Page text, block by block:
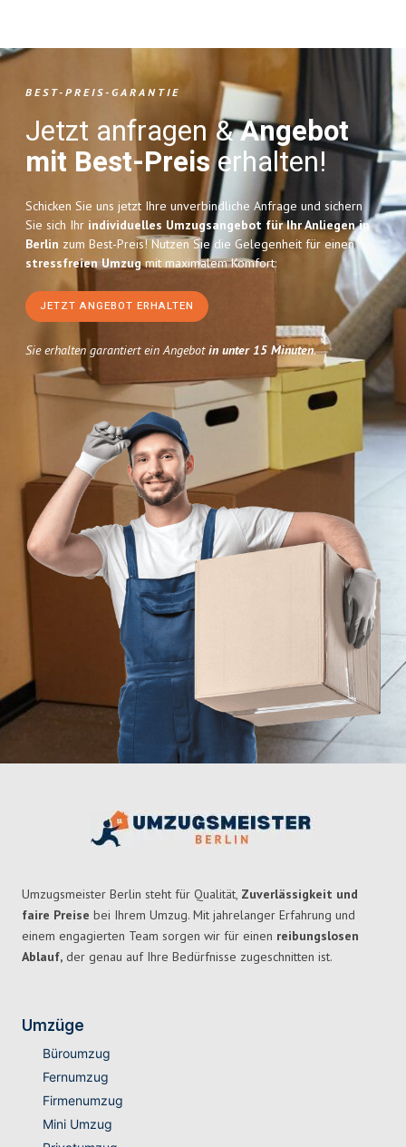
BEST-PREIS-GARANTIE
Jetzt anfragen &Angebot
mit Best-Preiserhalten!
Schicken Sie uns jetzt Ihre unverbindliche Anfrage und sichern
Sie sich Ihr individuelles Umzugsangebot für Ihr Anliegen in
Berlin zum Best-Preis! Nutzen Sie die Gelegenheit für einen
stressfreien Umzugmit maximalem Komfort:
JETZT ANGEBOT ERHALTEN
Sie erhalten garantiert ein Angebotin unter 15 Minuten.
Umzugsmeister Berlin steht für Qualität, Zuverlässigkeit und
faire Preise bei Ihrem Umzug. Mit jahrelanger Erfahrung und
einem engagierten Team sorgen wir für einen reibungslosen
Ablauf, der genau auf Ihre Bedürfnisse zugeschnitten ist.
Umzüge
Büroumzug
Fernumzug
Firmenumzug
Mini Umzug